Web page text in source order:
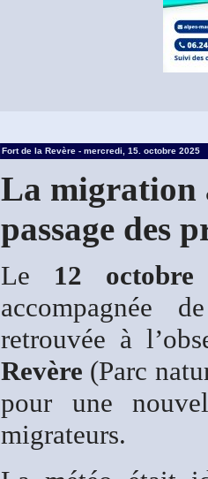
Fort de la Revère - mercredi, 15. octobre 2025
La migration
passage des
Le 12 octobre
accompagnée
retrouvée à
Revère (Parc
pour une
migrateurs.